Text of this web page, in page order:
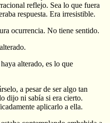
reflejo. Sea lo que fuera
respuesta. Era irresistible.
ocurrencia. No tiene sentido.
alterado, es lo que
a pesar de ser algo tan
dijo ni sabía si era cierto.
aplicarlo a ella.